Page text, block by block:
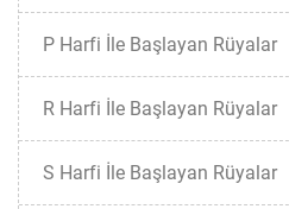
P Harfi İle Başlayan Rüyalar
R Harfi İle Başlayan Rüyalar
S Harfi İle Başlayan Rüyalar